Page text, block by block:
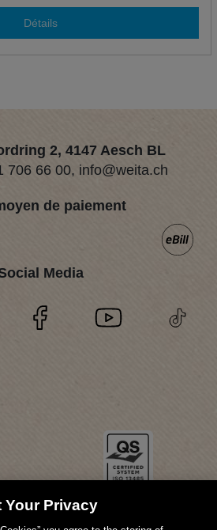
Détails
2, 4147 Aesch BL
706 66 00, info@weita.ch
de paiement
Media
Your Privacy